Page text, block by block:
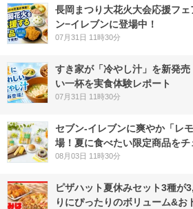
長岡まつり大花火大会応援フ
ン−イレブンに登場中！
07月31日 11時30分
すき家が「冷やし汁」を新発
い一杯を実食体験レポート
07月31日 11時30分
セブン‐イレブンに爽やか「レ
場！夏に食べたい限定商品をチ
08月03日 11時30分
ピザハット夏休みセット3種が
りにぴったりのボリューム&お